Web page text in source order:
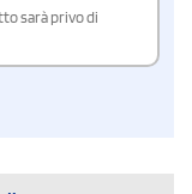
sarà privo di